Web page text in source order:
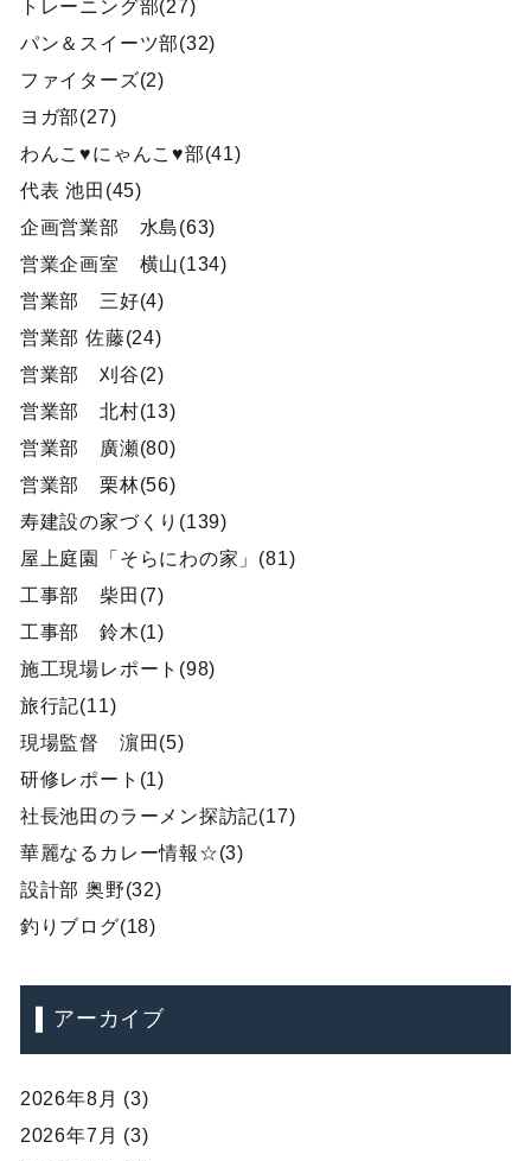
トレーニング部(27)
パン＆スイーツ部(32)
ファイターズ(2)
ヨガ部(27)
わんこ♥にゃんこ♥部(41)
代表 池田(45)
企画営業部 水島(63)
営業企画室 横山(134)
営業部 三好(4)
営業部 佐藤(24)
営業部 刈谷(2)
営業部 北村(13)
営業部 廣瀬(80)
営業部 栗林(56)
寿建設の家づくり(139)
屋上庭園「そらにわの家」(81)
工事部 柴田(7)
工事部 鈴木(1)
施工現場レポート(98)
旅行記(11)
現場監督 濵田(5)
研修レポート(1)
社長池田のラーメン探訪記(17)
華麗なるカレー情報☆(3)
設計部 奥野(32)
釣りブログ(18)
アーカイブ
2026年8月 (3)
2026年7月 (3)